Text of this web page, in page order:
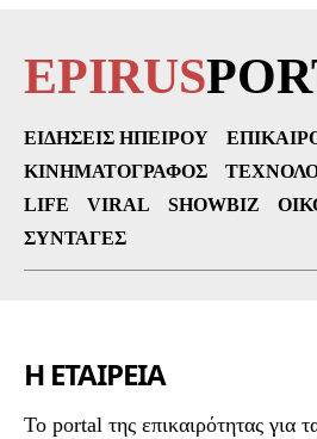
EPIRUS
ΕΙΔΉΣΕΙΣ ΗΠΕΊΡΟΥ
ΚΙΝΗΜΑΤΟΓΡΆΦΟΣ
LIFE
VIRAL SHOWBIZ
ΣΥΝΤΑΓΈΣ
Η ΕΤΑΙΡΕΙΑ
To portal της επικαιρότητας για